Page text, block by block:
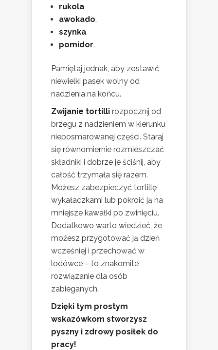
rukola,
awokado,
szynka,
pomidor.
Pamiętaj jednak, aby zostawić
niewielki pasek wolny od
nadzienia na końcu.
Zwijanie tortilli rozpocznij od
brzegu z nadzieniem w kierunku
nieposmarowanej części. Staraj
się równomiernie rozmieszczać
składniki i dobrze je ściśnij, aby
całość trzymała się razem.
Możesz zabezpieczyć tortillę
wykałaczkami lub pokroić ją na
mniejsze kawałki po zwinięciu.
Dodatkowo warto wiedzieć, że
możesz przygotować ją dzień
wcześniej i przechować w
lodówce – to znakomite
rozwiązanie dla osób
zabieganych.
Dzięki tym prostym
wskazówkom stworzysz
pyszny i zdrowy posiłek do
pracy!